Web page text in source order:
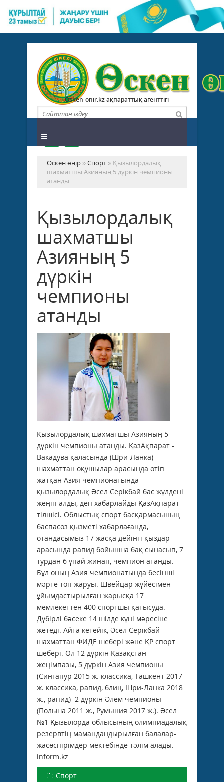
Osken-onir.kz ақпараттық агенттігі
Өскен өңір »Спорт » Қызылордалық
шахматшы Азияның 5 дүркін чемпионы
атанды
Қызылордалық
шахматшы
Азияның 5
дүркін
чемпионы
атанды
Қызылордалық шахматшы Азияның 5
дүркін чемпионы атанды. ҚазАқпарат -
Вакадува қаласында (Шри-Ланка)
шахматтан оқушылар арасында өтіп
жатқан Азия чемпионатында
қызылордалық Әсел Серікбай бас жүлдені
жеңіп алды, деп хабарлайды ҚазАқпарат
тілшісі. Облыстық спорт басқармасының
баспасөз қызметі хабарлағанда,
отандасымыз 17 жасқа дейінгі қыздар
арасында рапид бойынша бақ сынасып, 7
турдан 6 ұпай жинап, чемпион атанды.
Бұл оның Азия чемпионатында бесінші
мәрте топ жаруы. Швейцар жүйесімен
ұйымдастырылған жарысқа 17
мемлекеттен 400 спортшы қатысуда.
Дүбірлі бәсеке 14 шілде күні мәресіне
жетеді. Айта кетейік, Әсел Серікбай
шахматтан ФИДЕ шебері және ҚР спорт
шебері. Ол 12 дүркін Қазақстан
жеңімпазы, 5 дүркін Азия чемпионы
(Сингапур 2015 ж. классика, Ташкент 2017
ж. классика, рапид, блиц, Шри-Ланка 2018
ж., рапид) 2 дүркін Әлем чемпионы
(Польша 2011 ж., Румыния 2017 ж.). Әсел
№1 Қызылорда облысының олимпиадалық
резервтің мамандандырылған балалар-
жасөспірімдер мектебінде тәлім алады.
inform.kz
Спорт